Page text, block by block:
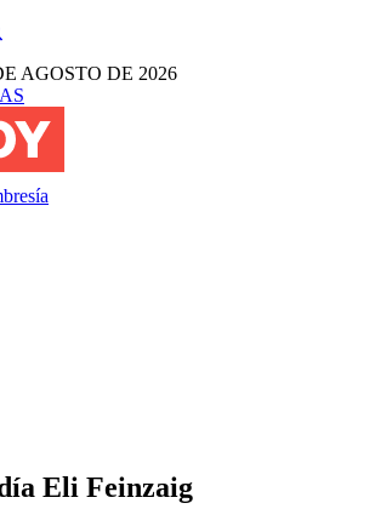
AGOSTO DE 2026
Eli Feinzaig